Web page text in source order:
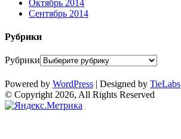
Октябрь 2014
Сентябрь 2014
Рубрики
Рубрики
Powered by WordPress | Designed by TieLabs
© Copyright 2026, All Rights Reserved